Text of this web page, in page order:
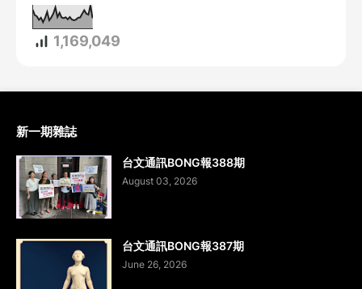
1,169,049
新一期雜誌
台文通訊BONG報388期
August 03, 2026
台文通訊BONG報387期
June 26, 2026